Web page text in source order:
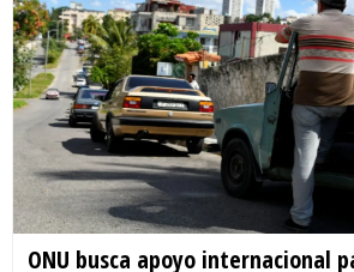
ONU busca apoyo internacional